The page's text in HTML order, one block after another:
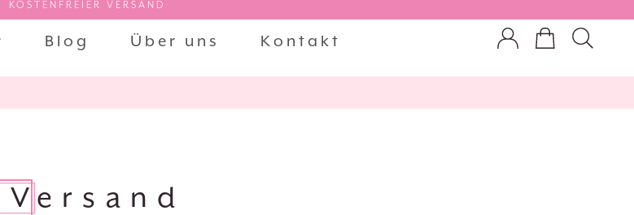
KOSTENFREIER VERSAND
Blog Über uns Kontakt
Versand